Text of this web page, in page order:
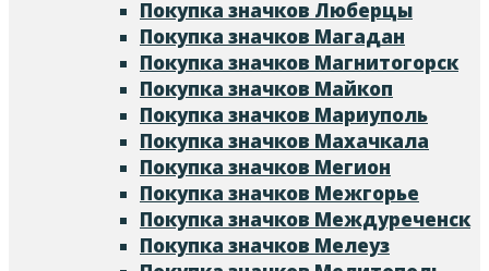
Покупка значков Люберцы
Покупка значков Магадан
Покупка значков Магнитогорск
Покупка значков Майкоп
Покупка значков Мариуполь
Покупка значков Махачкала
Покупка значков Мегион
Покупка значков Межгорье
Покупка значков Междуреченск
Покупка значков Мелеуз